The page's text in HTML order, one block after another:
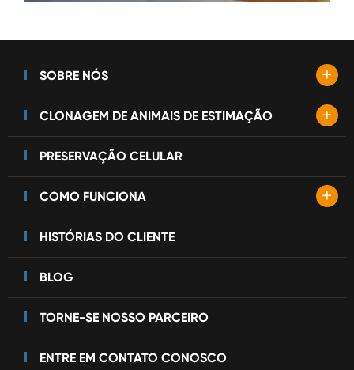
SOBRE NÓS +
CLONAGEM DE ANIMAIS DE ESTIMAÇÃO +
PRESERVAÇÃO CELULAR
COMO FUNCIONA +
HISTÓRIAS DO CLIENTE
BLOG
TORNE-SE NOSSO PARCEIRO
ENTRE EM CONTATO CONOSCO